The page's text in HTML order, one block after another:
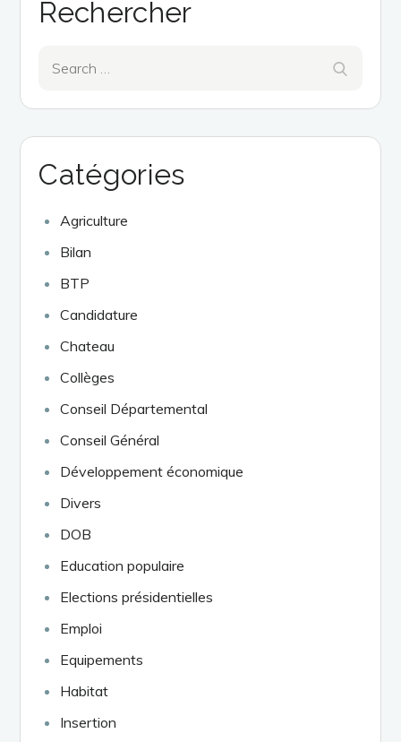
Rechercher
Catégories
Agriculture
Bilan
BTP
Candidature
Chateau
Collèges
Conseil Départemental
Conseil Général
Développement économique
Divers
DOB
Education populaire
Elections présidentielles
Emploi
Equipements
Habitat
Insertion